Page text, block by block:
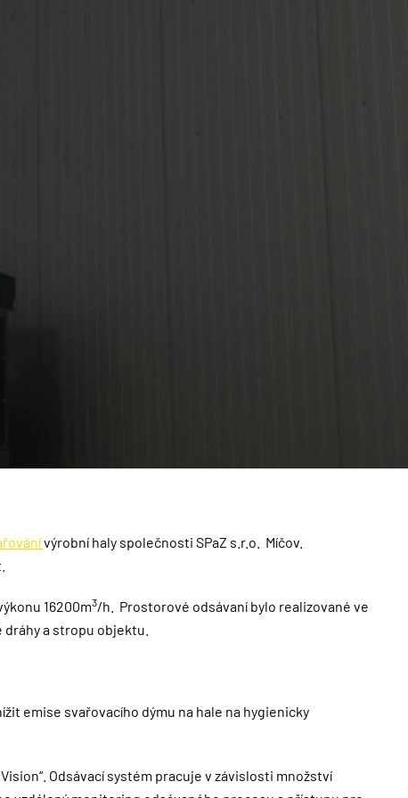
výrobní haly společnosti SPaZ s.r.o. Míčov.
16200m3/h. Prostorové odsávaní bylo realizované ve
a stropu objektu.
emise svařovacího dýmu na hale na hygienicky
Odsávací systém pracuje v závislosti množství